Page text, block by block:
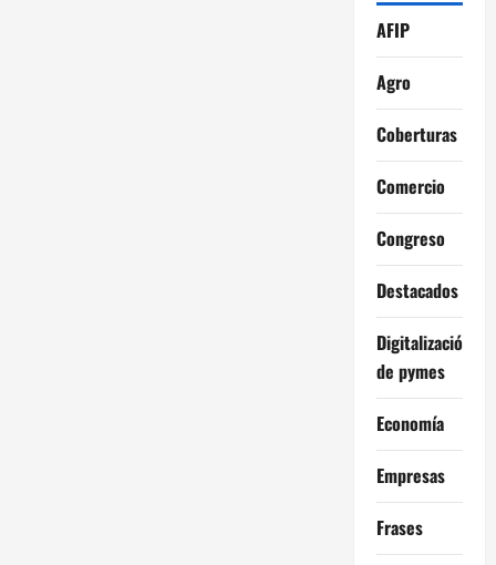
AFIP
Agro
Coberturas
Comercio
Congreso
Destacados
Digitalización
de pymes
Economía
Empresas
Frases